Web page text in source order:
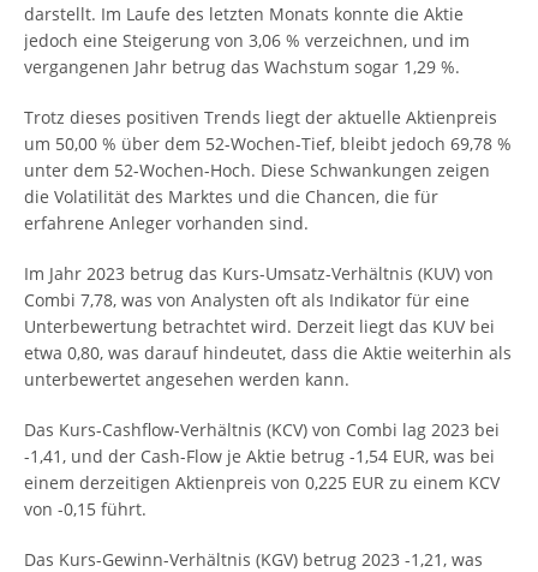
darstellt. Im Laufe des letzten Monats konnte die Aktie
jedoch eine Steigerung von 3,06 % verzeichnen, und im
vergangenen Jahr betrug das Wachstum sogar 1,29 %.
Trotz dieses positiven Trends liegt der aktuelle Aktienpreis
um 50,00 % über dem 52-Wochen-Tief, bleibt jedoch 69,78 %
unter dem 52-Wochen-Hoch. Diese Schwankungen zeigen
die Volatilität des Marktes und die Chancen, die für
erfahrene Anleger vorhanden sind.
Im Jahr 2023 betrug das Kurs-Umsatz-Verhältnis (KUV) von
Combi 7,78, was von Analysten oft als Indikator für eine
Unterbewertung betrachtet wird. Derzeit liegt das KUV bei
etwa 0,80, was darauf hindeutet, dass die Aktie weiterhin als
unterbewertet angesehen werden kann.
Das Kurs-Cashflow-Verhältnis (KCV) von Combi lag 2023 bei
-1,41, und der Cash-Flow je Aktie betrug -1,54 EUR, was bei
einem derzeitigen Aktienpreis von 0,225 EUR zu einem KCV
von -0,15 führt.
Das Kurs-Gewinn-Verhältnis (KGV) betrug 2023 -1,21, was